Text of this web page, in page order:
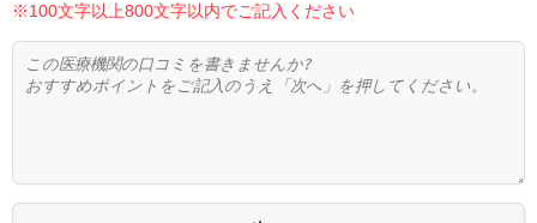
※100文字以上800文字以内でご記入ください